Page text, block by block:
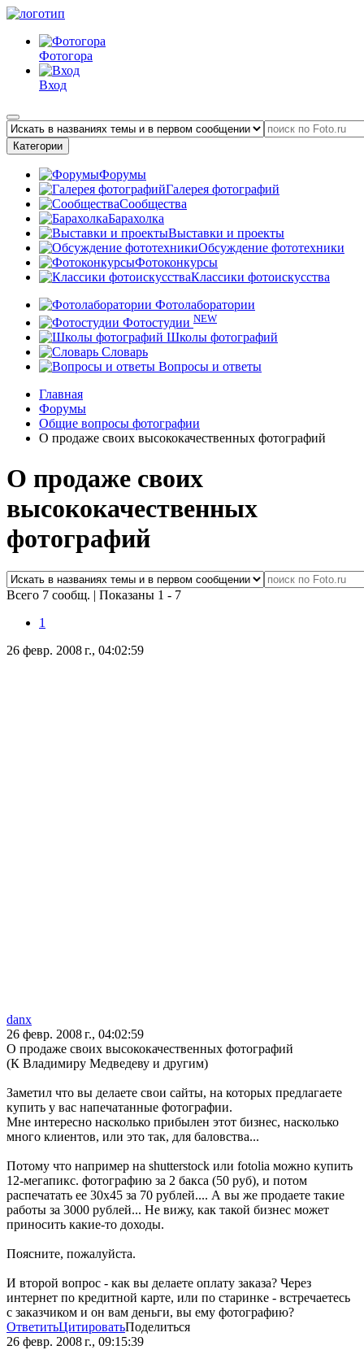
Фотогора
Вход
Категории
Форумы
Галерея фотографий
Сообщества
Барахолка
Выставки и проекты
Обсуждение фототехники
Фотоконкурсы
Классики фотоискусства
Фотолаборатории
Фотостудии NEW
Школы фотографий
Словарь
Вопросы и ответы
Главная
Форумы
Общие вопросы фотографии
О продаже своих высококачественных фотографий
О продаже своих
высококачественных
фотографий
Всего 7 сообщ. | Показаны 1 - 7
1
26 февр. 2008 г., 04:02:59
danx
26 февр. 2008 г., 04:02:59
О продаже своих высококачественных фотографий
(К Владимиру Медведеву и другим)
Заметил что вы делаете свои сайты, на которых предлагаете
купить у вас напечатанные фотографии.
Мне интересно насколько прибылен этот бизнес, насколько
много клиентов, или это так, для баловства...
Потому что например на shutterstock или fotolia можно купить
12-мегапикс. фотографию за 2 бакса (50 руб), и потом
распечатать ее 30х45 за 70 рублей.... А вы же продаете такие
работы за 3000 рублей... Не вижу, как такой бизнес может
приносить какие-то доходы.
Поясните, пожалуйста.
И второй вопрос - как вы делаете оплату заказа? Через
интернет по кредитной карте, или по старинке - встречаетесь
с заказчиком и он вам деньги, вы ему фотографию?
ОтветитьЦитироватьПоделиться
26 февр. 2008 г., 09:15:39